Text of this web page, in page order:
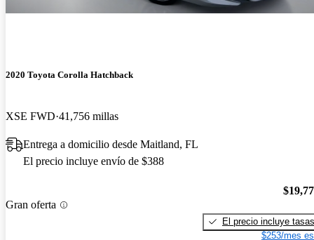
2020 Toyota Corolla Hatchback
XSE FWD 41,756 millas
Entrega a domicilio desde Maitland, FL
El precio incluye envío de $388
Gran oferta
El precio incluye tasas
$253/mes